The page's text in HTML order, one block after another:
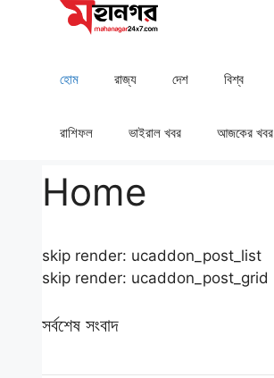
হোম রাজ্য দেশ ⁠বিশ্ব
রাশিফল ⁠⁠ভাইরাল খবর আজকের খবর
Home
skip render: ucaddon_post_list
skip render: ucaddon_post_grid
সর্বশেষ সংবাদ